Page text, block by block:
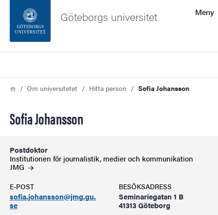
Sidfoten
Meny
Göteborgs universitet
Länkstig
HemOm universitetet Hitta person Sofia Johansson
Sofia Johansson
Postdoktor
Institutionen för journalistik, medier och kommunikation
JMG
E-POST
sofia.johansson@jmg.gu.
se
BESÖKSADRESS
Seminariegatan 1 B
41313 Göteborg